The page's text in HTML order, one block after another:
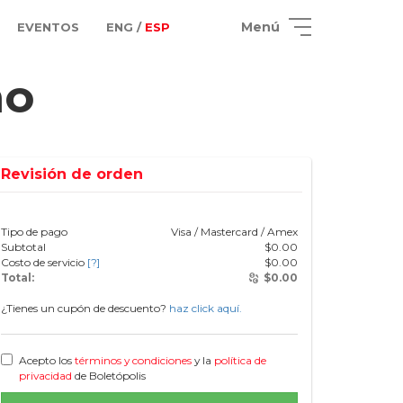
EVENTOS ENG / ESP Menú
Revisión de orden
Tipo de pago
Visa / Mastercard / Amex
Subtotal
$0.00
Costo de servicio [?] $0.00
Total:
$0.00
¿Tienes un cupón de descuento? haz click aquí.
Acepto los términos y condiciones y la política de
privacidad de Boletópolis